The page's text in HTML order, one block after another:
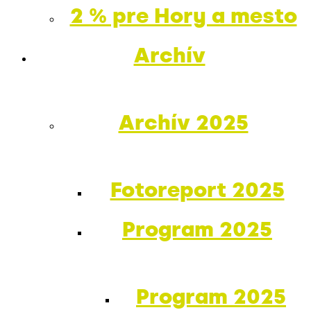
2 % pre Hory a mesto
Archív
Archív 2025
Fotoreport 2025
Program 2025
Program 2025